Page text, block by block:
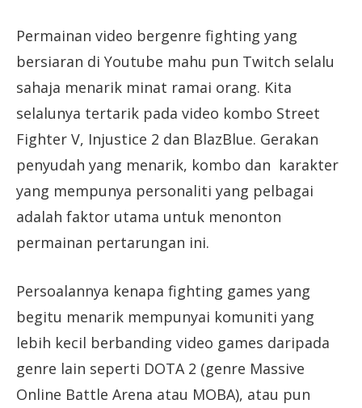
Permainan video bergenre fighting yang
bersiaran di Youtube mahu pun Twitch selalu
sahaja menarik minat ramai orang. Kita
selalunya tertarik pada video kombo Street
Fighter V, Injustice 2 dan BlazBlue. Gerakan
penyudah yang menarik, kombo dan karakter
yang mempunya personaliti yang pelbagai
adalah faktor utama untuk menonton
permainan pertarungan ini.
Persoalannya kenapa fighting games yang
begitu menarik mempunyai komuniti yang
lebih kecil berbanding video games daripada
genre lain seperti DOTA 2 (genre Massive
Online Battle Arena atau MOBA), atau pun